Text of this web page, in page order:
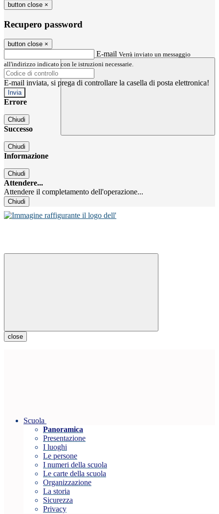
button close ×
Recupero password
button close ×
E-mail Verrà inviato un messaggio
all'indirizzo indicato con le istruzioni necessarie.
E-mail inviata, si prega di controllare la casella di posta elettronica!
Errore
Chiudi
Successo
Chiudi
Informazione
Chiudi
Attendere...
Attendere il completamento dell'operazione...
Chiudi
close
Scuola
Panoramica
Presentazione
I luoghi
Le persone
I numeri della scuola
Le carte della scuola
Organizzazione
La storia
Sicurezza
Privacy